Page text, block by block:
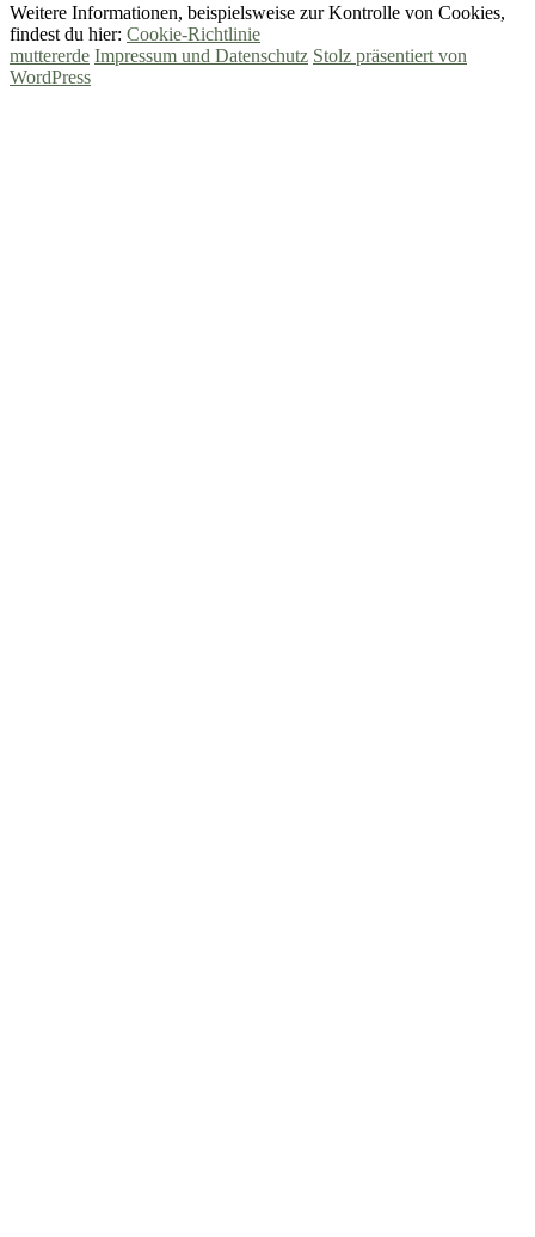
Weitere Informationen, beispielsweise zur Kontrolle von Cookies,
findest du hier: Cookie-Richtlinie
muttererde Impressum und Datenschutz Stolz präsentiert von
WordPress